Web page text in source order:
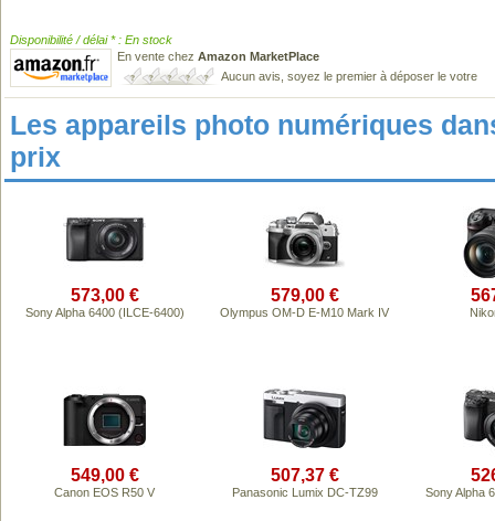
Disponibilité / délai * : En stock
En vente chez Amazon MarketPlace
Aucun avis, soyez le premier à déposer le votre
Les appareils photo numériques
prix
573,00 €
Sony Alpha 6400 (ILCE-6400)
579,00 €
Olympus OM-D E-M10 Mark IV
549,00 €
Canon EOS R50 V
507,37 €
Panasonic Lumix DC-TZ99 Sony Alpha